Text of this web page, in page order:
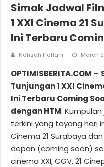
Simak Jadwal
1 XXI Cinema 21
Ini Terbaru
Nafisah Haflani March
OPTIMISBERITA.COM –
Tunjungan 1 XXI
Ini Terbaru Coming
dengan HTM.
terkini yang tayang hari
Cinema 21 Surabaya
depan (coming soon)
cinema XXI, CGV, 21